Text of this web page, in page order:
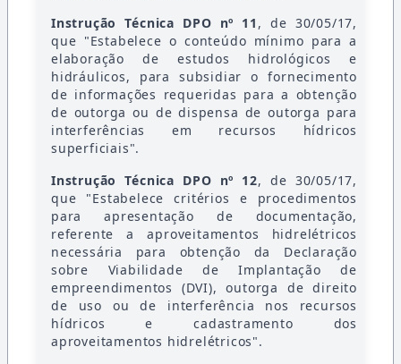
Instrução Técnica DPO nº 11 , de 30/05/17,
que "Estabelece o conteúdo mínimo para a
elaboração de estudos hidrológicos e
hidráulicos, para subsidiar o fornecimento
de informações requeridas para a obtenção
de outorga ou de dispensa de outorga para
interferências em recursos hídricos
superficiais".
Instrução Técnica DPO nº 12, de 30/05/17,
que "Estabelece critérios e procedimentos
para apresentação de documentação,
referente a aproveitamentos hidrelétricos
necessária para obtenção da Declaração
sobre Viabilidade de Implantação de
empreendimentos (DVI), outorga de direito
de uso ou de interferência nos recursos
hídricos e cadastramento dos
aproveitamentos hidrelétricos".